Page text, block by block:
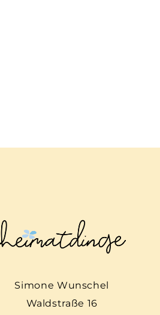
Simone Wunschel
Waldstraße 16